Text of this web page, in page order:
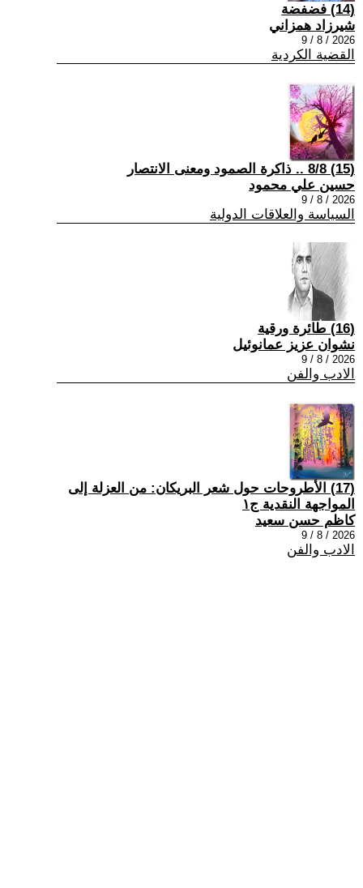
(14) فضفضة
شيرزاد همزاني
2026 / 8 / 9
القضية الكردية
(15) 8/8 .. ذاكرة الصمود ومعنى الانتصار
حسين علي محمود
2026 / 8 / 9
السياسة والعلاقات الدولية
(16) طائرة ورقية
نشوان عزيز عمانوئيل
2026 / 8 / 9
الادب والفن
(17) الأطروحات حول شعر البريكان: من العزلة إلى
المواجهة النقدية ج١
كاظم حسن سعيد
2026 / 8 / 9
الادب والفن